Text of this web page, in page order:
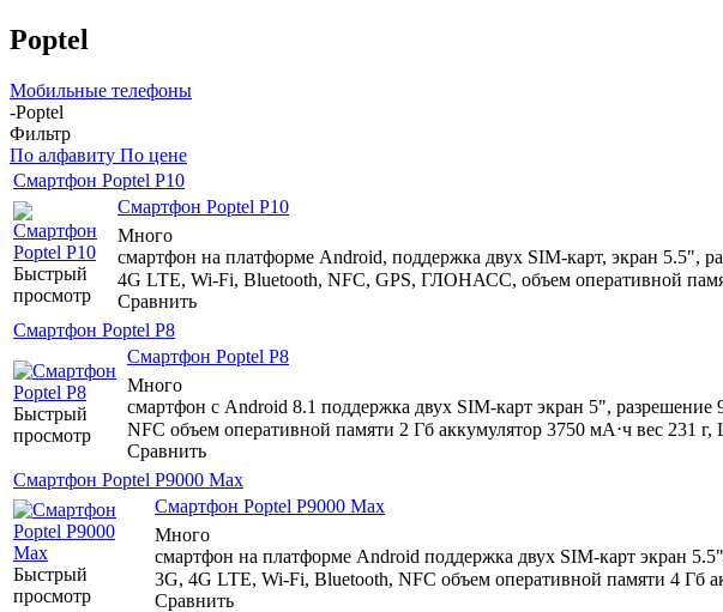
Poptel
Мобильные телефоны
-Poptel
Фильтр
По алфавиту По цене
Смартфон Poptel P10
Быстрый
просмотр
Смартфон Poptel P10
Много
смартфон на платформе Android, поддержка двух SIM-карт, экран 5.5",
4G LTE, Wi-Fi, Bluetooth, NFC, GPS, ГЛОНАСС, объем оперативной
Сравнить
Смартфон Poptel P8
Быстрый
просмотр
Смартфон Poptel P8
Много
смартфон с Android 8.1 поддержка двух SIM-карт экран 5",
NFC объем оперативной памяти 2 Гб аккумулятор 3750 мА⋅ч вес 231
Сравнить
Смартфон Poptel P9000 Max
Быстрый
просмотр
Смартфон Poptel P9000 Max
Много
смартфон на платформе Android поддержка двух SIM-карт экран
3G, 4G LTE, Wi-Fi, Bluetooth, NFC объем оперативной памяти 4 Гб
Сравнить